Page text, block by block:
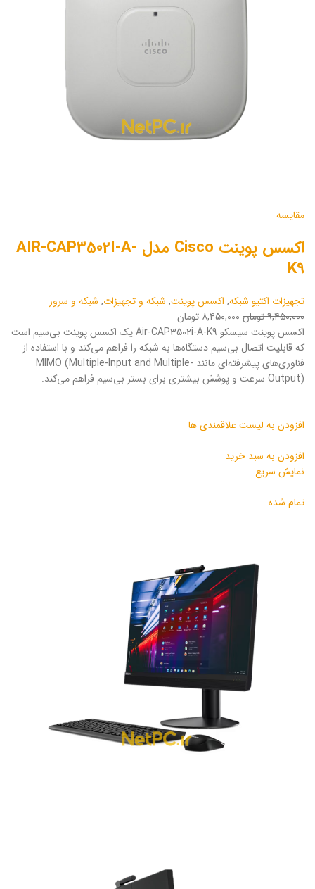
مقایسه
اکسس پوینت Cisco مدل AIR-CAP3502I-A-
K9
تجهیزات اکتیو شبکه, اکسس پوینت, شبکه و تجهیزات, شبکه و سرور
۹,۴۵۰,۰۰۰ تومان
۸,۴۵۰,۰۰۰ تومان
اکسس پوینت سیسکو Air-CAP3502i-A-K9 یک اکسس پوینت بی‌سیم است
که قابلیت اتصال بی‌سیم دستگاه‌ها به شبکه را فراهم می‌کند و با استفاده از
فناوری‌های پیشرفته‌ای مانند MIMO (Multiple-Input and Multiple-
Output) سرعت و پوشش بیشتری برای بستر بی‌سیم فراهم می‌کند.
افزودن به لیست علاقمندی ها
افزودن به سبد خرید
نمایش سریع
تمام شده